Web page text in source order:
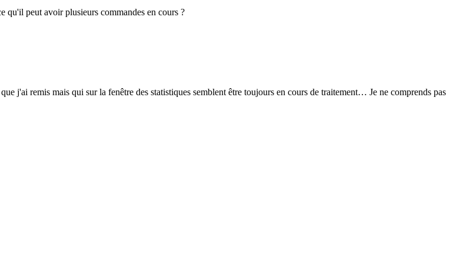
qu'il peut avoir plusieurs commandes en cours ?
j'ai remis mais qui sur la fenêtre des statistiques semblent être toujours en cours de traitement… Je ne comprends pas